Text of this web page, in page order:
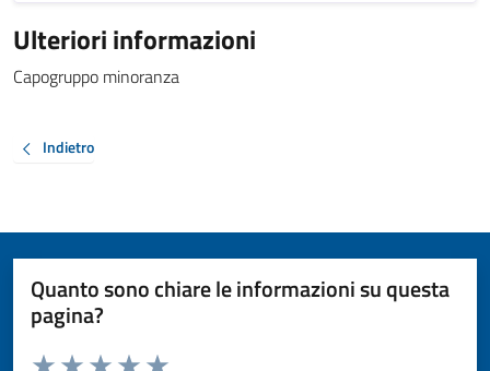
Ulteriori informazioni
Capogruppo minoranza
Indietro
Quanto sono chiare le informazioni su questa
pagina?
Valuta da 1 a 5 stelle la pagina